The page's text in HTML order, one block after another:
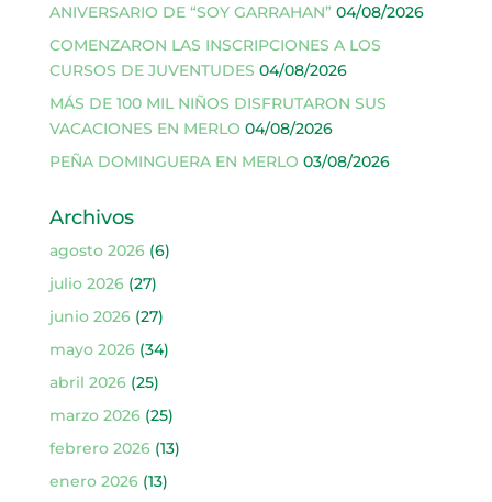
ANIVERSARIO DE “SOY GARRAHAN” 04/08/2026
COMENZARON LAS INSCRIPCIONES A LOS
CURSOS DE JUVENTUDES 04/08/2026
MÁS DE 100 MIL NIÑOS DISFRUTARON SUS
VACACIONES EN MERLO 04/08/2026
PEÑA DOMINGUERA EN MERLO 03/08/2026
Archivos
agosto 2026(6)
julio 2026(27)
junio 2026(27)
mayo 2026(34)
abril 2026(25)
marzo 2026(25)
febrero 2026(13)
enero 2026(13)